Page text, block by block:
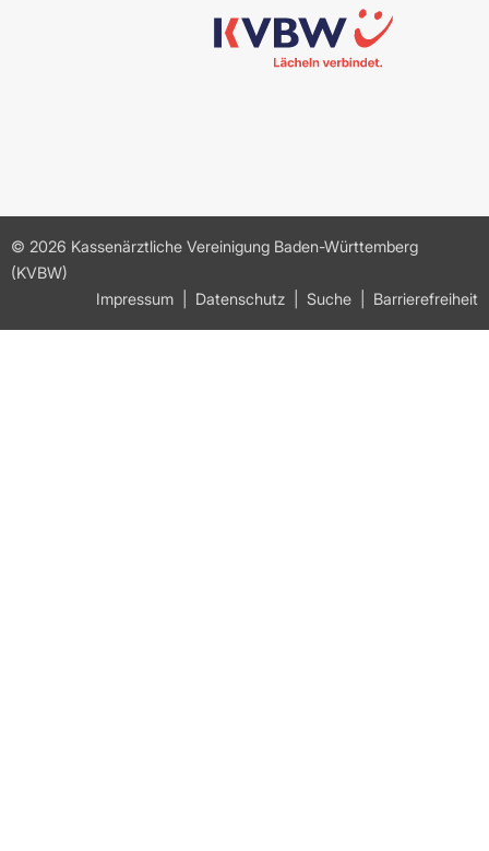
© 2026 Kassenärztliche Vereinigung Baden-Württemberg
(KVBW)
Impressum
Datenschutz Suche Barrierefreiheit